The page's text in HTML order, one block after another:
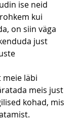
ise neid
kui
on siin väga
just
läbi
meis just
kohad, mis